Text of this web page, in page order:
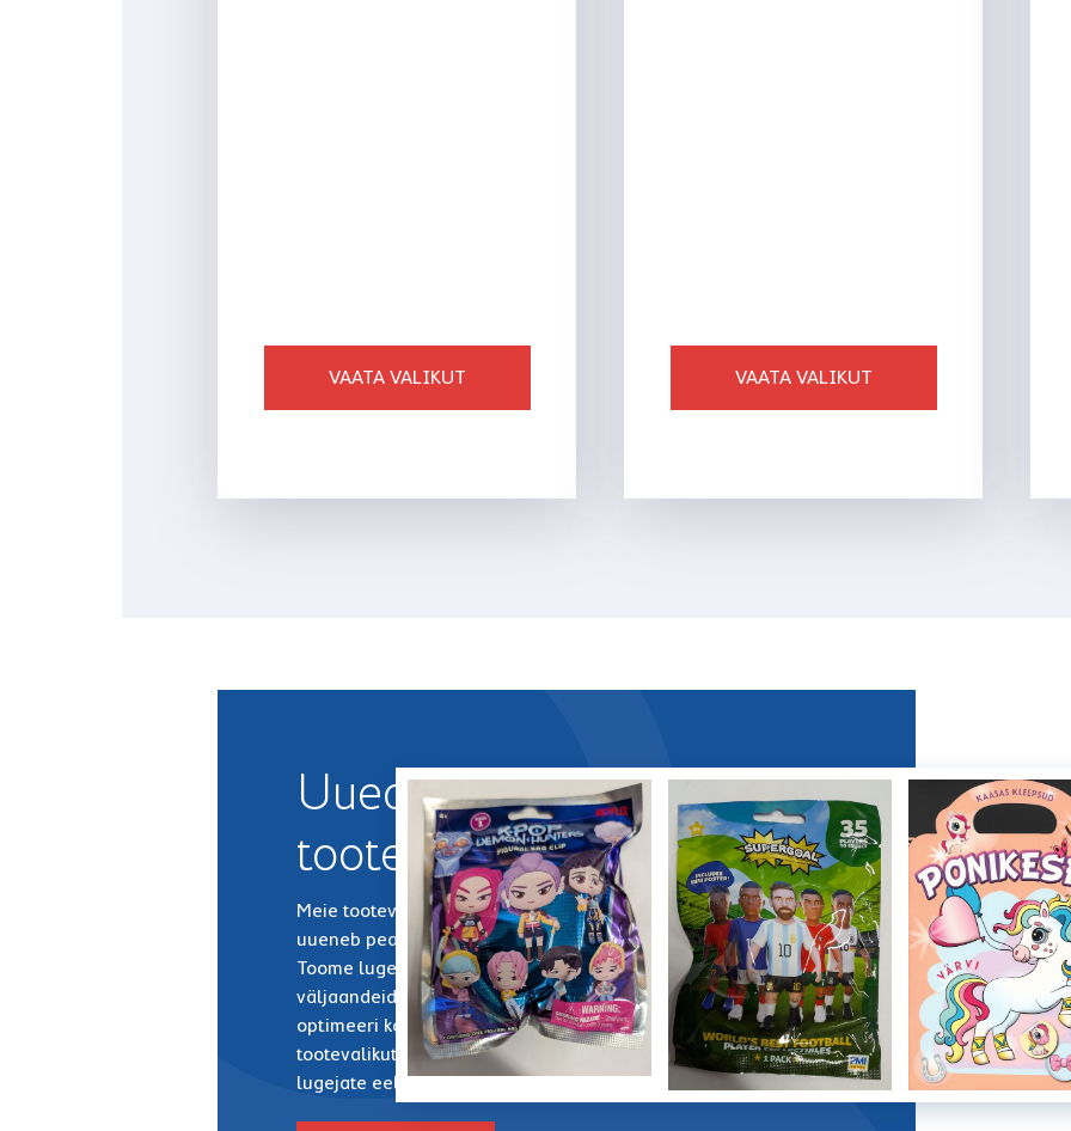
VAATA VALIKUT VAATA VALIKUT
Uued
tooted
Meie tootevalik
uueneb pea iga nädal.
Toome lugejateni uusi
väljaandeid ning
optimeeri kogu
tootevalikut vastavalt
lugejate eelistustele.